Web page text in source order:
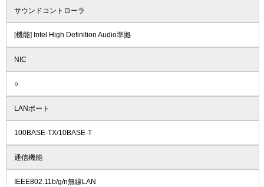
サウンドコントローラ
[機能] Intel High Definition Audio準拠
NIC
○
LANポート
100BASE-TX/10BASE-T
通信機能
IEEE802.11b/g/n無線LAN